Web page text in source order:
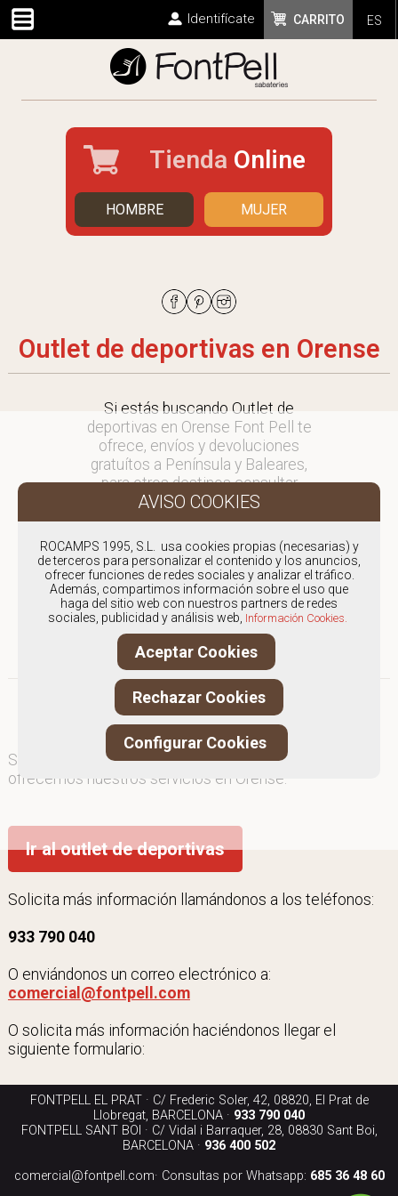
ES
CARRITO
Identifícate
Tienda Online
HOMBRE MUJER
Outlet de deportivas en Orense
Si estás buscando Outlet de
deportivas en Orense Font Pell te
ofrece, envíos y devoluciones
gratuítos a Península y Baleares,
para otros destinos consultar
en comercial@fontpell.com.
Los envíos a Orense gestionados
entre semana se entregarán en
menos de 48 horas; los pedidos
realizados en fin de semana, el
producto se enviará a partir del
lunes.
Somos especialistas en Outlet de deportivas
ofrecemos nuestros servicios en Orense.
Ir al outlet de deportivas
Solicita más información llamándonos a los teléfonos:
933 790 040
O enviándonos un correo electrónico a:
comercial@fontpell.com
O solicita más información haciéndonos llegar el
siguiente formulario:
FONTPELL EL PRAT · C/ Frederic Soler, 42, 08820, El Prat de
Llobregat, BARCELONA · 933 790 040
FONTPELL SANT BOI · C/ Vidal i Barraquer, 28, 08830 Sant Boi,
BARCELONA · 936 400 502
comercial@fontpell.com· Consultas por Whatsapp: 685 36 48 60
ROCAMPS 1995, S.L. usa cookies propias (necesarias) y
de terceros para personalizar el contenido y los anuncios,
ofrecer funciones de redes sociales y analizar el tráfico.
Además, compartimos información sobre el uso que
haga del sitio web con nuestros partners de redes
sociales, publicidad y análisis web, Información Cookies.
Aceptar Cookies
Rechazar Cookies
Configurar Cookies